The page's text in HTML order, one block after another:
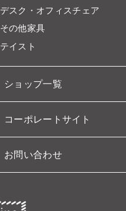
ショップ一覧
コーポレートサイト
お問い合わせ
デスク・オフィスチェア
その他家具
テイスト